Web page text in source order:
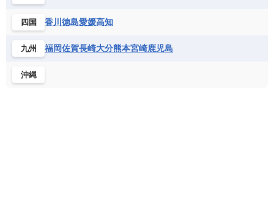
北マケドニア
フランス領ギアナ
ベネズエラ
ベリーズ
ボリビア
メキシコ
チュニジア
ナミビア
ニジェール
ブルキナファソ
マダガスカル
四国 香川 徳島愛媛高知
九州 福岡佐賀長崎大分熊本宮崎鹿児島
沖縄